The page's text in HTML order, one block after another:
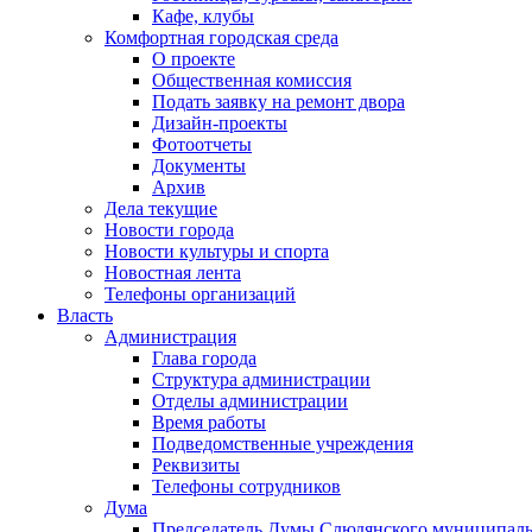
Кафе, клубы
Комфортная городская среда
О проекте
Общественная комиссия
Подать заявку на ремонт двора
Дизайн-проекты
Фотоотчеты
Документы
Архив
Дела текущие
Новости города
Новости культуры и спорта
Новостная лента
Телефоны организаций
Власть
Администрация
Глава города
Структура администрации
Отделы администрации
Время работы
Подведомственные учреждения
Реквизиты
Телефоны сотрудников
Дума